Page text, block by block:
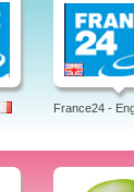
France24 -